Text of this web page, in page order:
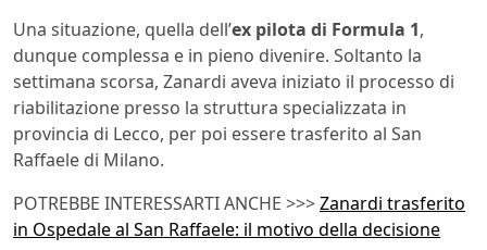
Una situazione, quella dell’ex pilota di Formula 1,
dunque complessa e in pieno divenire. Soltanto la
settimana scorsa, Zanardi aveva iniziato il processo di
riabilitazione presso la struttura specializzata in
provincia di Lecco, per poi essere trasferito al San
Raffaele di Milano.
POTREBBE INTERESSARTI ANCHE >>>Zanardi trasferito
in Ospedale al San Raffaele: il motivo della decisione